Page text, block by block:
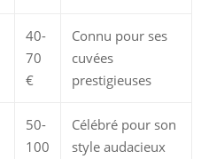
40-
70
€
Connu pour ses
cuvées
prestigieuses
50-
100
Célébré pour son
style audacieux